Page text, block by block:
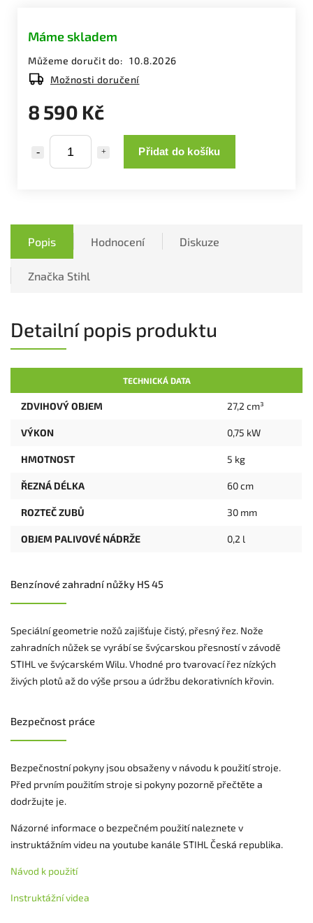
8 590 Kč
Přidat do košíku
Máme skladem
Můžeme doručit do: 10.8.2026
Možnosti doručení
Popis Hodnocení Diskuze
Značka Stihl
Detailní popis produktu
TECHNICKÁ DATA
ZDVIHOVÝ OBJEM 27,2 cm³
VÝKON 0,75 kW
HMOTNOST 5 kg
ŘEZNÁ DÉLKA 60 cm
ROZTEČ ZUBŮ 30 mm
OBJEM PALIVOVÉ NÁDRŽE 0,2 l
Benzínové zahradní nůžky HS 45
Speciální geometrie nožů zajišťuje čistý, přesný řez. Nože
zahradních nůžek se vyrábí se švýcarskou přesností v závodě
STIHL ve švýcarském Wilu. Vhodné pro tvarovací řez nízkých
živých plotů až do výše prsou a údržbu dekorativních křovin.
Bezpečnost práce
Bezpečnostní pokyny jsou obsaženy v návodu k použití stroje.
Před prvním použitím stroje si pokyny pozorně přečtěte a
dodržujte je.
Názorné informace o bezpečném použití naleznete v
instruktážním videu na youtube kanále STIHL Česká republika.
Návod k použití
Instruktážní videa